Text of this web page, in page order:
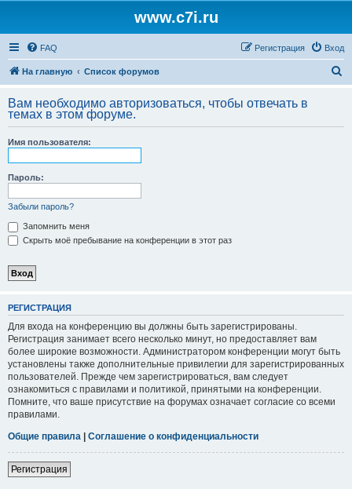
www.c7i.ru
FAQ Вход
Регистрация
На главную Список форумов
с
Вам необходимо авторизоваться, чтобы отвечать в
темах в этом форуме.
Имя пользователя:
Пароль:
Забыли пароль?
Запомнить меня
Скрыть моё пребывание на конференции в этот раз
РЕГИСТРАЦИЯ
Для входа на конференцию вы должны быть зарегистрированы.
Регистрация занимает всего несколько минут, но предоставляет вам
более широкие возможности. Администратором конференции могут быть
установлены также дополнительные привилегии для зарегистрированных
пользователей. Прежде чем зарегистрироваться, вам следует
ознакомиться с правилами и политикой, принятыми на конференции.
Помните, что ваше присутствие на форумах означает согласие со всеми
правилами.
Общие правила | Соглашение о конфиденциальности
Регистрация